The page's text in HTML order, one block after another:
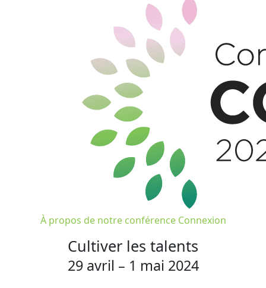
À propos de notre conférence Connexion
Cultiver les talents
29 avril – 1 mai 2024